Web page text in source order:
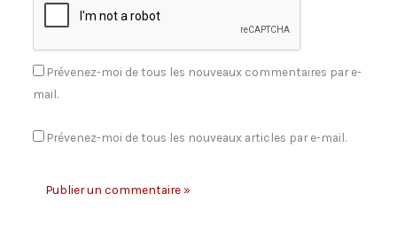
Prévenez-moi de tous les nouveaux commentaires par e-
mail.
Prévenez-moi de tous les nouveaux articles par e-mail.